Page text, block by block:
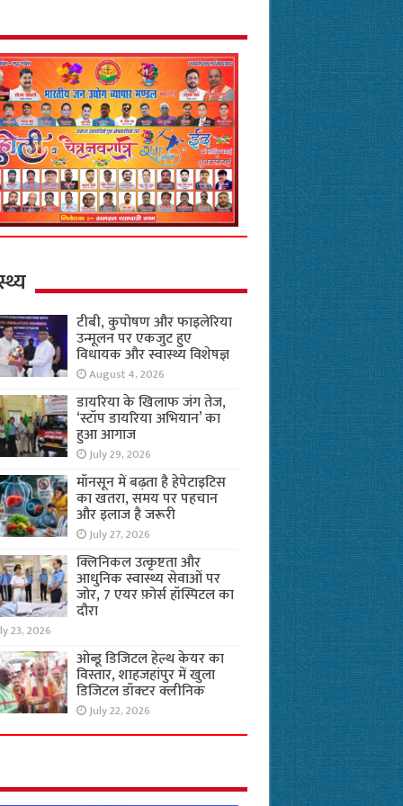
टीबी, कुपोषण और फाइलेरिया
उन्मूलन पर एकजुट हुए
विधायक और स्वास्थ्य विशेषज्ञ
August 4, 2026
डायरिया के खिलाफ जंग तेज,
‘स्टॉप डायरिया अभियान’ का
हुआ आगाज
July 29, 2026
मॉनसून में बढ़ता है हेपेटाइटिस
का खतरा, समय पर पहचान
और इलाज है जरूरी
July 27, 2026
क्लिनिकल उत्कृष्टता और
आधुनिक स्वास्थ्य सेवाओं पर
जोर, 7 एयर फ़ोर्स हॉस्पिटल का
दौरा
23, 2026
ओब्डू डिजिटल हेल्थ केयर का
विस्तार, शाहजहांपुर में खुला
डिजिटल डॉक्टर क्लीनिक
July 22, 2026